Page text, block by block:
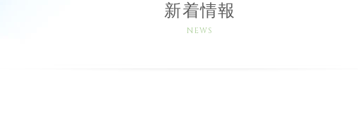
新着情報
NEWS